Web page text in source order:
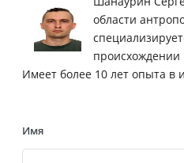
области
происхождении
Имеет более 10 лет опыта в
Имя